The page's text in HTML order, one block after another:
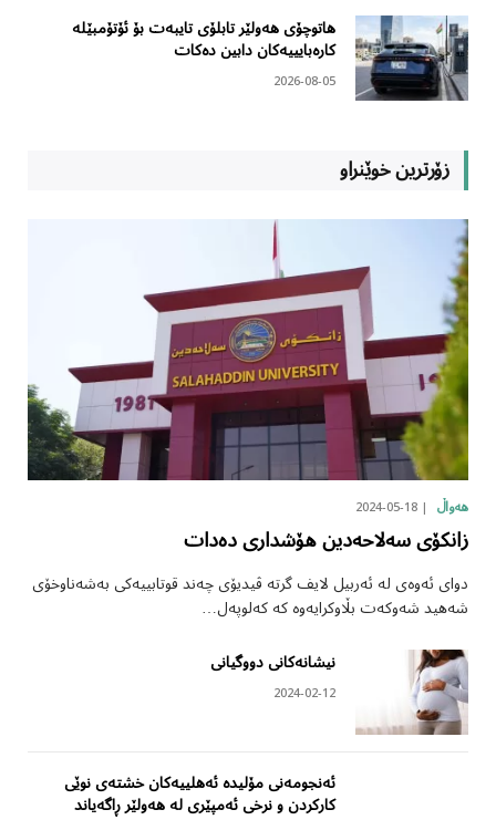
هاتوچۆی هەولێر تابلۆی تایبەت بۆ ئۆتۆمبێلە
کارەبایییەکان دابین دەکات
2026-08-05
زۆرترین خوێنراو
هەواڵ 2024-05-18
زانکۆی سەلاحەدین هۆشداری دەدات
دوای ئەوەی لە ئەربیل لایف گرتە ڤیدیۆی چەند قوتابییەکی بەشەناوخۆی
شەهید شەوکەت بڵاوکرایەوە کە کەلوپەل…
نیشانەکانی دووگیانی
2024-02-12
ئەنجومەنی مۆلیدە ئەهلییەکان خشتەی نوێی
کارکردن و نرخی ئەمپێری لە هەولێر ڕاگەیاند